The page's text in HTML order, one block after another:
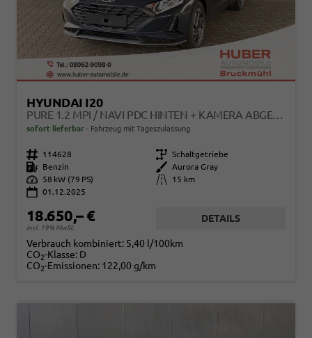
HYUNDAI I20
PURE 1.2 MPI / NAVI PDC HINTEN + KAMERA ABGEDUNKELTE SCHEIBEN TEMPOMAT ALU 16"
sofort lieferbar Fahrzeug mit Tageszulassung
Fahrzeugnr. 114628 Getriebe Schaltgetriebe
Kraftstoff
Benzin Außenfarbe
Aurora Gray
Leistung
58 kW (79 PS) Kilometerstand
15 km
01.12.2025
18.650,– €
incl. 19% MwSt.
DETAILS
Verbrauch kombiniert: 5,40 l/100km
CO2-Klasse: D
CO2-Emissionen: 122,00 g/km